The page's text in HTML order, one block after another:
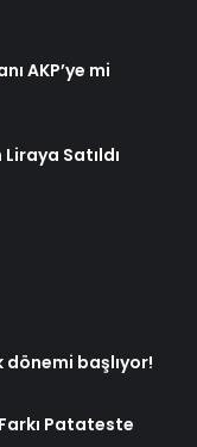
AKP’ye mi
Satıldı
dönemi başlıyor!
Patateste